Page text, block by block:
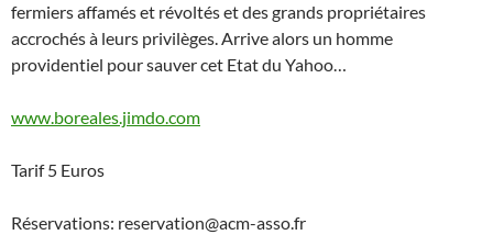
fermiers affamés et révoltés et des grands propriétaires
accrochés à leurs privilèges. Arrive alors un homme
providentiel pour sauver cet Etat du Yahoo…
www.boreales.jimdo.com
Tarif 5 Euros
Réservations: reservation@acm-asso.fr